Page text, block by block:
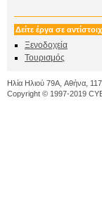
Δείτε έργα σε
Ξενοδοχεία
Τουρισμός
Ηλία Ηλιού 79A, Αθήνα,
Copyright © 1997-2019